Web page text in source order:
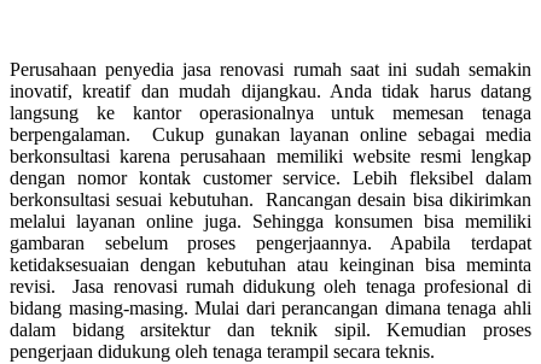
Perusahaan penyedia jasa renovasi rumah saat ini sudah semakin
inovatif, kreatif dan mudah dijangkau. Anda tidak harus datang
langsung ke kantor operasionalnya untuk memesan tenaga
berpengalaman. Cukup gunakan layanan online sebagai media
berkonsultasi karena perusahaan memiliki website resmi lengkap
dengan nomor kontak customer service. Lebih fleksibel dalam
berkonsultasi sesuai kebutuhan. Rancangan desain bisa dikirimkan
melalui layanan online juga. Sehingga konsumen bisa memiliki
gambaran sebelum proses pengerjaannya. Apabila terdapat
ketidaksesuaian dengan kebutuhan atau keinginan bisa meminta
revisi. Jasa renovasi rumah didukung oleh tenaga profesional di
bidang masing-masing. Mulai dari perancangan dimana tenaga ahli
dalam bidang arsitektur dan teknik sipil. Kemudian proses
pengerjaan didukung oleh tenaga terampil secara teknis.